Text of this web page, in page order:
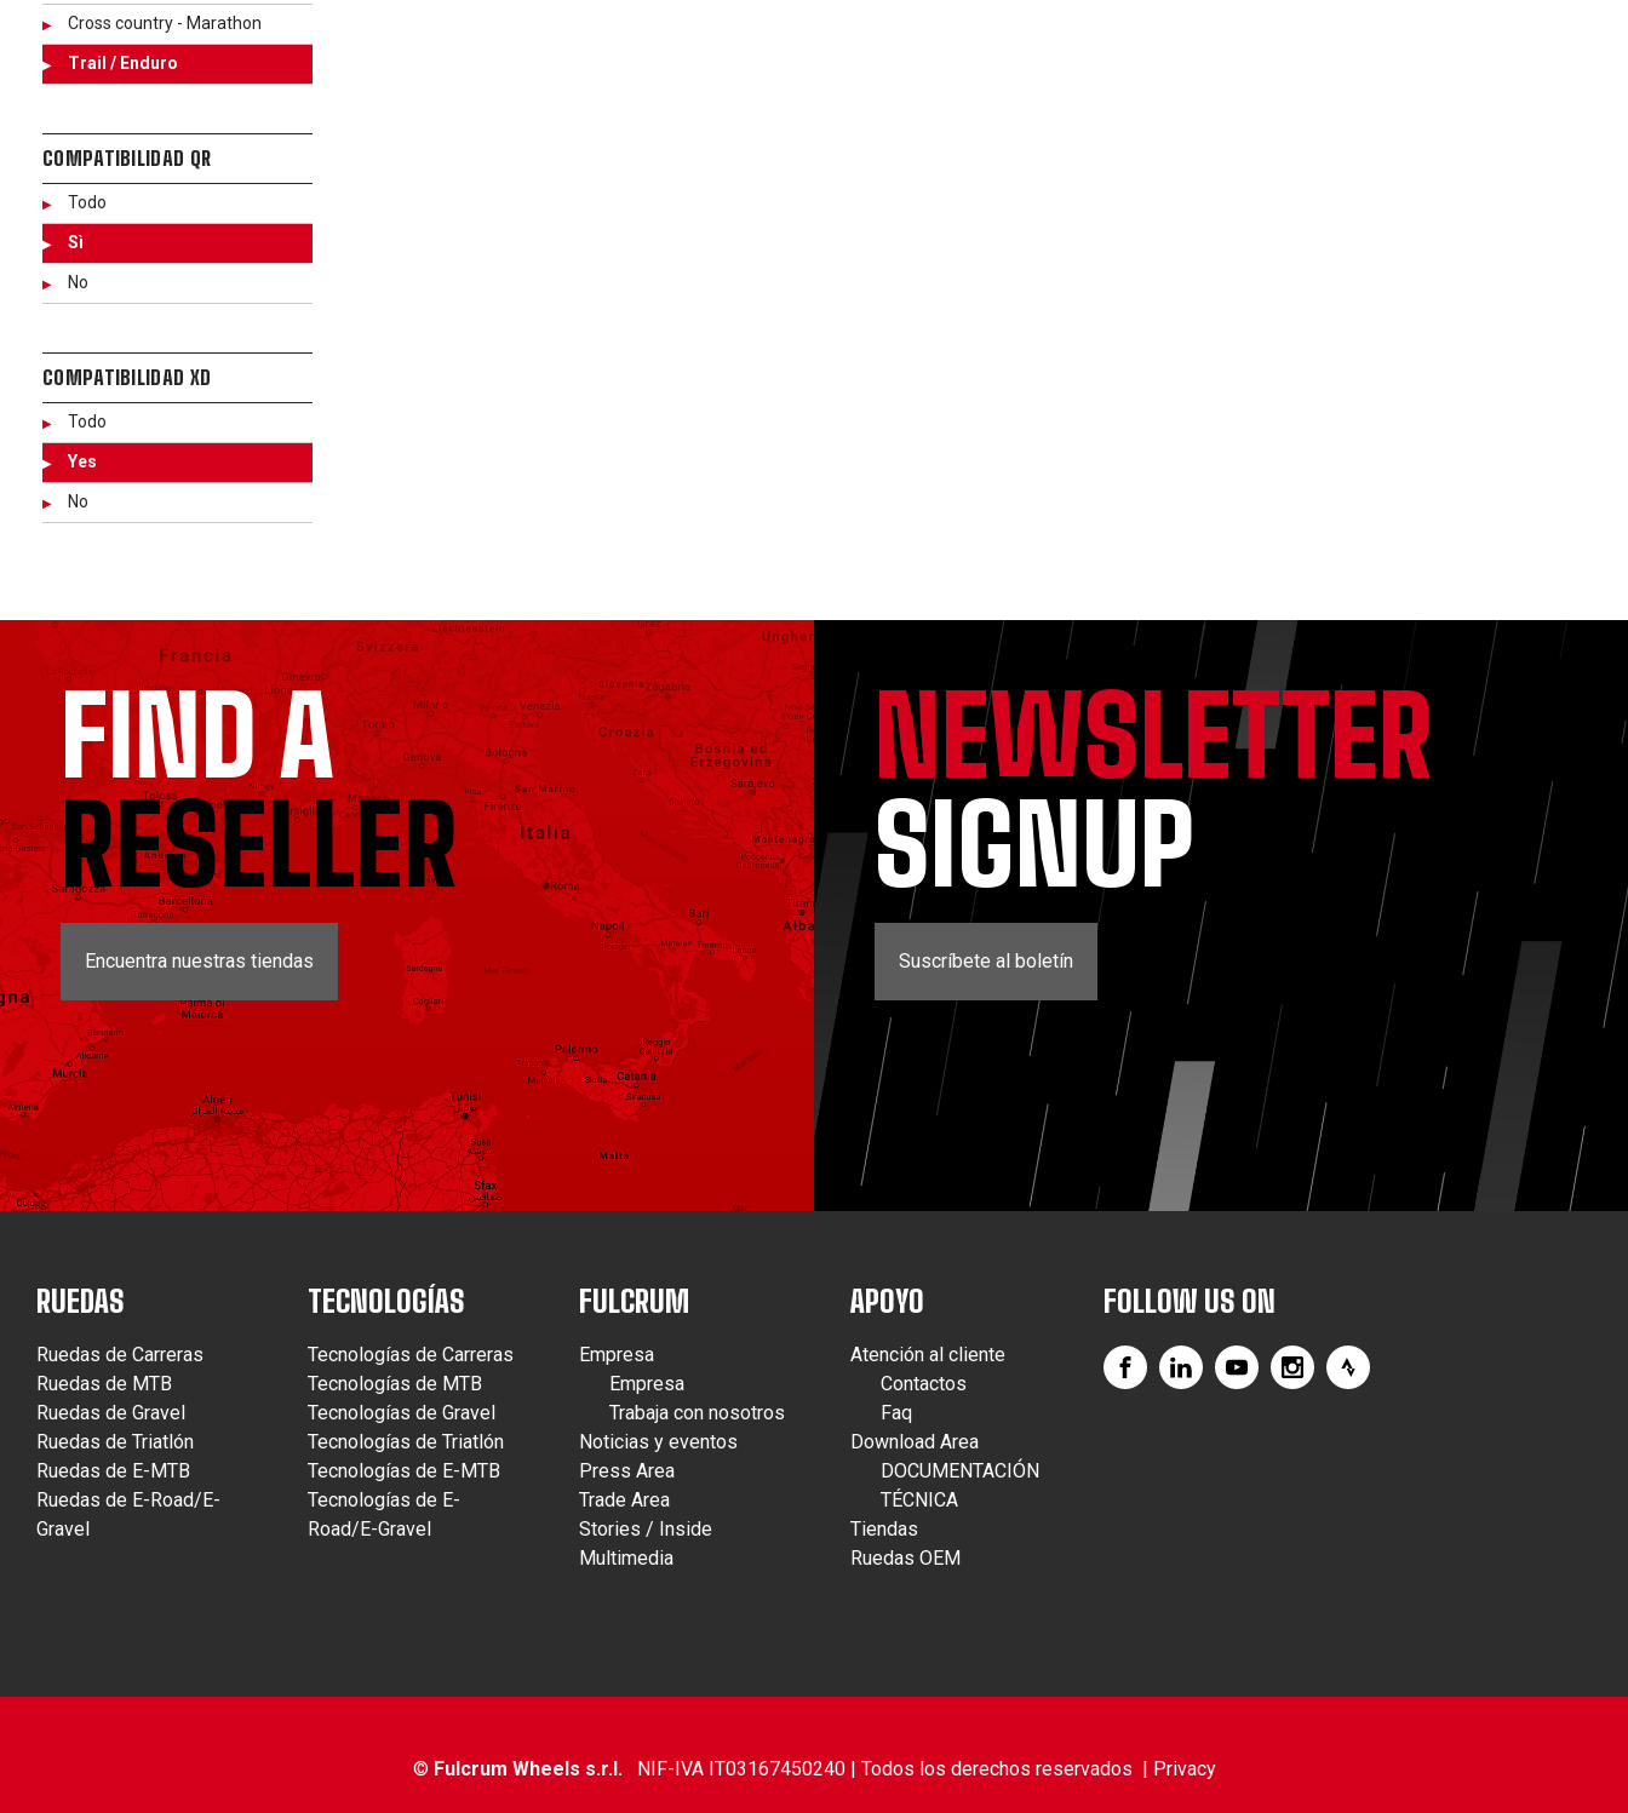
Cross country - Marathon
Trail / Enduro
COMPATIBILIDAD QR
Todo
Sì
No
COMPATIBILIDAD XD
Todo
Yes
No
FIND A
RESELLER
Encuentra nuestras tiendas
NEWSLETTER
SIGNUP
Suscríbete al boletín
RUEDAS
Ruedas de Carreras
Ruedas de MTB
Ruedas de Gravel
Ruedas de Triatlón
Ruedas de E-MTB
Ruedas de E-Road/E-
Gravel
TECNOLOGÍAS
Tecnologías de Carreras
Tecnologías de MTB
Tecnologías de Gravel
Tecnologías de Triatlón
Tecnologías de E-MTB
Tecnologías de E-
Road/E-Gravel
FULCRUM
Empresa
Empresa
Trabaja con nosotros
Noticias y eventos
Press Area
Trade Area
Stories / Inside
Multimedia
APOYO
Atención al cliente
Contactos
Faq
Download Area
DOCUMENTACIÓN
TÉCNICA
Tiendas
Ruedas OEM
FOLLOW US ON
© Fulcrum Wheels s.r.l.NIF-IVA IT03167450240 | Todos los derechos reservados | Privacy